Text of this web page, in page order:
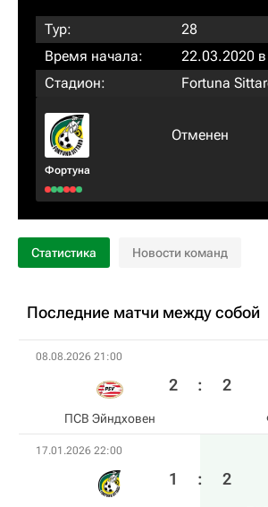
Тур:
28
Время начала:
22.03.2020
Стадион:
Fortuna
Фортуна
Отменен
Статистика Новости команд
Последние матчи между собой
08.08.2026 21:00
ПСВ Эйндховен
2 : 2
17.01.2026 22:00
1 : 2